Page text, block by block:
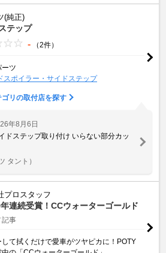
(純正)
テップ
- （2件）
ーツ
スポイラー・サイドステップ
ゴリの取付店を探す
年8月6日
ドステップ取り付け いらない部分カッ
タント）
プロスタッフ
連続受賞！CCウォーターゴールド
記事
して拭くだけで愛車がツヤピカに！POTY